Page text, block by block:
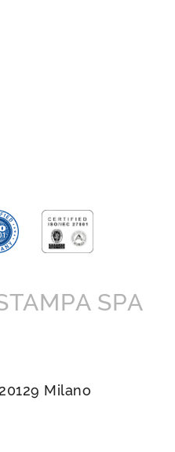
SPA
Milano